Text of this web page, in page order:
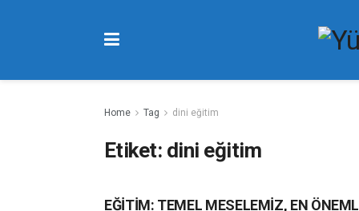
Home Tag dini eğitim
Etiket: dini eğitim
EĞİTİM: TEMEL MESELEMİZ, EN